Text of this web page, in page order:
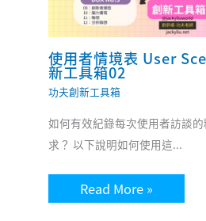
使用者情境表 User
新工具箱02
功夫創新工具箱
如何有效紀錄每次使用者訪談
求？ 以下說明如何使用這...
Read More »